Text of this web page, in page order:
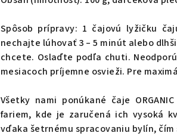
Spôsob prípravy: 1 čajovú lyžičku
nechajte lúhovať 3 – 5 minút alebo
chcete. Oslaďte podľa chuti.
mesiacoch príjemne osvieži. Pre
Všetky nami ponúkané čaje
fariem, kde je zaručená ich vysoká
vďaka šetrnému spracovaniu bylín,